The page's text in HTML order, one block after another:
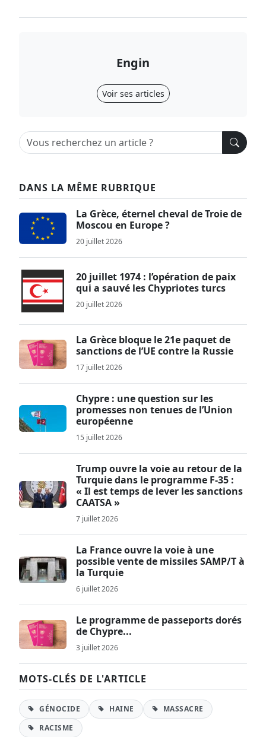
Engin
Voir ses articles
DANS LA MÊME RUBRIQUE
La Grèce, éternel cheval de Troie de
Moscou en Europe ?
20 juillet 2026
20 juillet 1974 : l’opération de paix
qui a sauvé les Chypriotes turcs
20 juillet 2026
La Grèce bloque le 21e paquet de
sanctions de l’UE contre la Russie
17 juillet 2026
Chypre : une question sur les
promesses non tenues de l’Union
européenne
15 juillet 2026
Trump ouvre la voie au retour de la
Turquie dans le programme F-35 :
« Il est temps de lever les sanctions
CAATSA »
7 juillet 2026
La France ouvre la voie à une
possible vente de missiles SAMP/T à
la Turquie
6 juillet 2026
Le programme de passeports dorés
de Chypre...
3 juillet 2026
MOTS-CLÉS DE L'ARTICLE
GÉNOCIDE HAINE
MASSACRE
RACISME